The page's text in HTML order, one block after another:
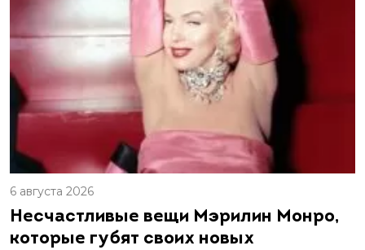
6 августа 2026
Несчастливые вещи Мэрилин Монро,
которые губят своих новых